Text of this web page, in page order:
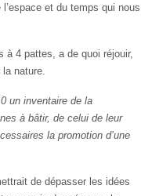
et du temps qui nous
à 4 pattes, a de quoi réjouir,
nature.
un inventaire de la
à bâtir, de celui de leur
la promotion d’une
de dépasser les idées